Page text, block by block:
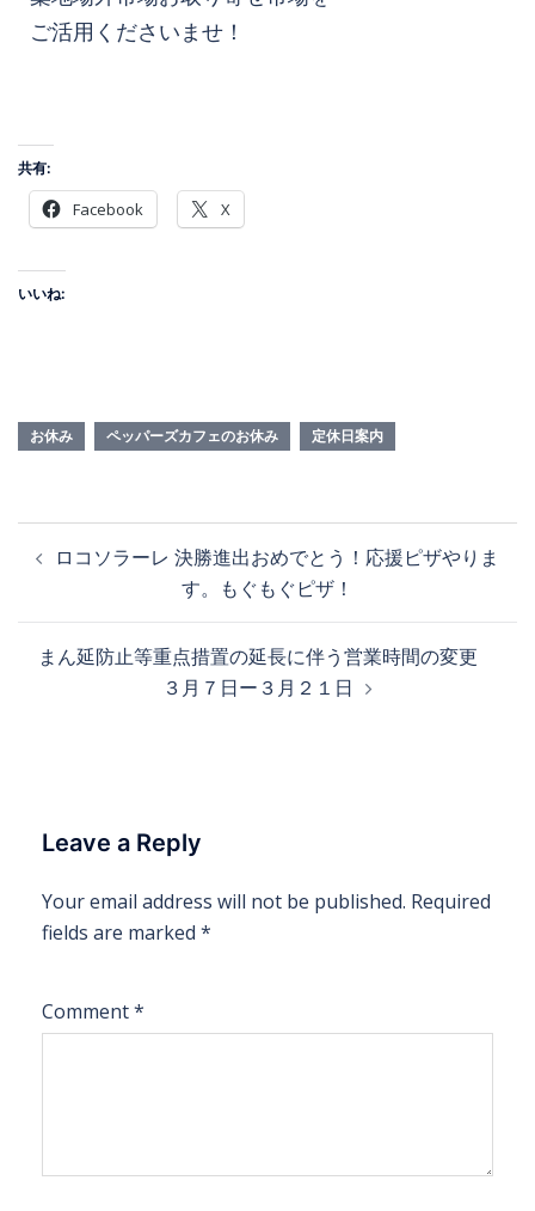
ご活用くださいませ！
共有:
Facebook X
いいね:
お休み ペッパーズカフェのお休み 定休日案内
ロコソラーレ 決勝進出おめでとう！応援ピザやりま
す。もぐもぐピザ！
まん延防止等重点措置の延長に伴う営業時間の変更
３月７日ー３月２１日
Leave a Reply
Your email address will not be published. Required
fields are marked *
Comment*